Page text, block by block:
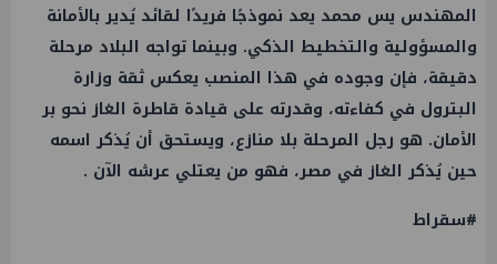
المهندس يس محمد يعد نموذجًا فريدًا لقائد يُدير بالأمانة
والمسؤولية والتخطيط الذكي. وبينما تواجه البلاد مرحلة
دقيقة، فإن وجوده في هذا المنصب يعكس ثقة وزارة
البترول في كفاءته، وقدرته على قيادة قاطرة الغاز نحو بر
الأمان. هو رجل المرحلة بلا منازع، ويستحق أن يُذكر اسمه
حين يُذكر الغاز في مصر، فهو من يعتلي عرشه الآن .
#سقراط